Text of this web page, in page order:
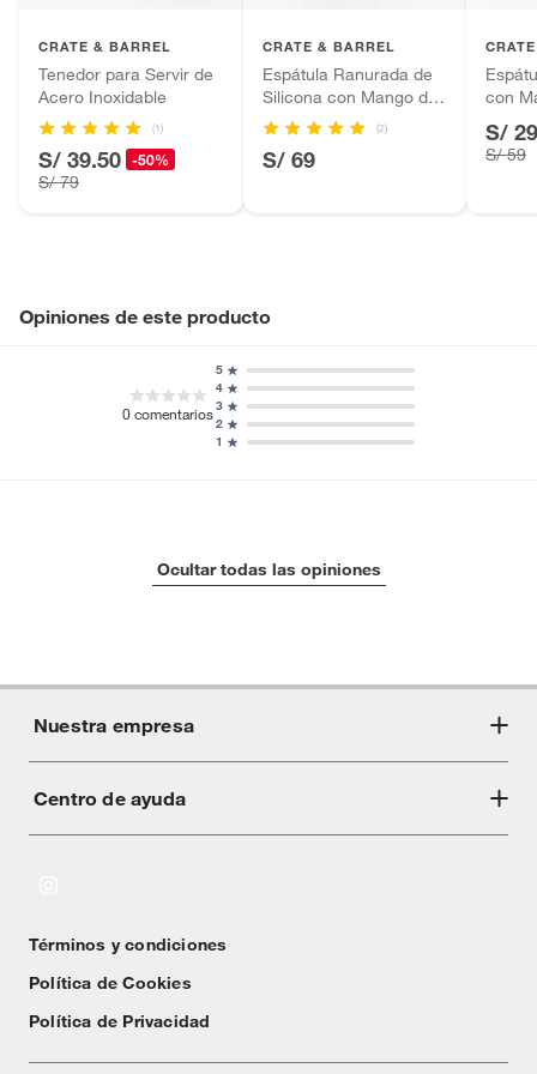
Productos que hayan sido previamente instalados.
Baterías de auto.
Motocicletas y bicicletas motorizadas.
Licores y cigarros electrónicos.
CRATE & BARREL
Tenedor para Servir de
Acero Inoxidable
(1)
S/ 39.50 -50%
S/ 79
CRATE & BARREL
Espátula Ranurada de
Silicona con Mango de
Madera
(2)
S/ 69
con
S/
S/ 59
Opiniones de este producto
0comentarios
1
2
3
4
5
Ocultar todas las opiniones
Nuestra empresa
Acerca de Crate
Centro de ayuda
Textos Legales
Términos y condiciones
Política de Cookies
Política de Privacidad